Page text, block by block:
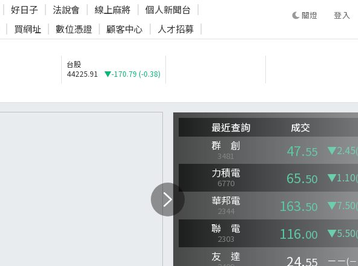
好日子 法說會 線上麻將
個人新聞台
買網址 數位憑證 顧客中心 人才招募
登入
登入
台股
44225.91
▼-170.79 (-0.38)